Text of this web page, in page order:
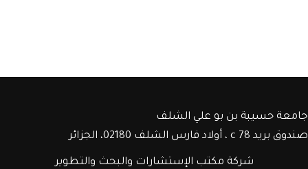
جامعة حسيبة بن بو علي الشلف
صندوق بريد c 78 ، أولاد فارس الشلف 02180، الجزائر
شركة مكتب الإستشارات والبحث والتطوير